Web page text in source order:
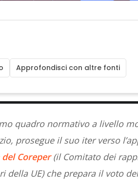
Approfondisci con altre fonti
quadro normativo a livello
prosegue il suo iter verso
Coreper(il Comitato dei
della UE) che prepara il voto